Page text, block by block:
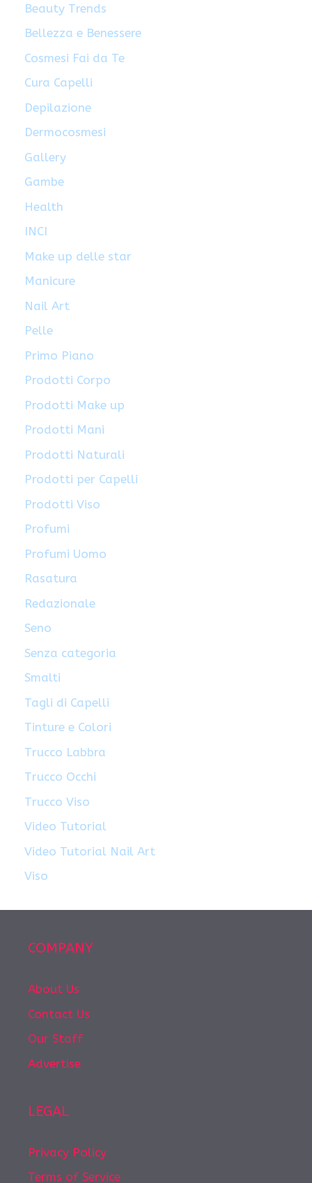
Beauty Trends
Bellezza e Benessere
Cosmesi Fai da Te
Cura Capelli
Depilazione
Dermocosmesi
Gallery
Gambe
Health
INCI
Make up delle star
Manicure
Nail Art
Pelle
Primo Piano
Prodotti Corpo
Prodotti Make up
Prodotti Mani
Prodotti Naturali
Prodotti per Capelli
Prodotti Viso
Profumi
Profumi Uomo
Rasatura
Redazionale
Seno
Senza categoria
Smalti
Tagli di Capelli
Tinture e Colori
Trucco Labbra
Trucco Occhi
Trucco Viso
Video Tutorial
Video Tutorial Nail Art
Viso
COMPANY
About Us
Contact Us
Our Staff
Advertise
LEGAL
Privacy Policy
Terms of Service